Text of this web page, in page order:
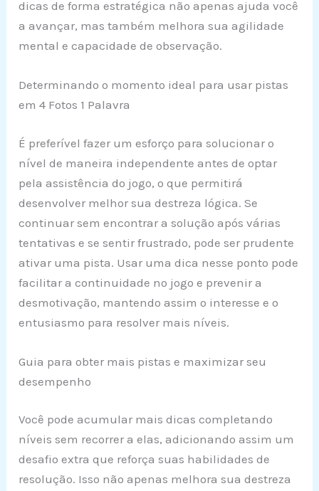
dicas de forma estratégica não apenas ajuda você
a avançar, mas também melhora sua agilidade
mental e capacidade de observação.
Determinando o momento ideal para usar pistas
em 4 Fotos 1 Palavra
É preferível fazer um esforço para solucionar o
nível de maneira independente antes de optar
pela assistência do jogo, o que permitirá
desenvolver melhor sua destreza lógica. Se
continuar sem encontrar a solução após várias
tentativas e se sentir frustrado, pode ser prudente
ativar uma pista. Usar uma dica nesse ponto pode
facilitar a continuidade no jogo e prevenir a
desmotivação, mantendo assim o interesse e o
entusiasmo para resolver mais níveis.
Guia para obter mais pistas e maximizar seu
desempenho
Você pode acumular mais dicas completando
níveis sem recorrer a elas, adicionando assim um
desafio extra que reforça suas habilidades de
resolução. Isso não apenas melhora sua destreza